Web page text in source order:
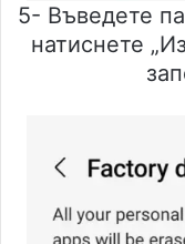
5- Въведете
натиснете